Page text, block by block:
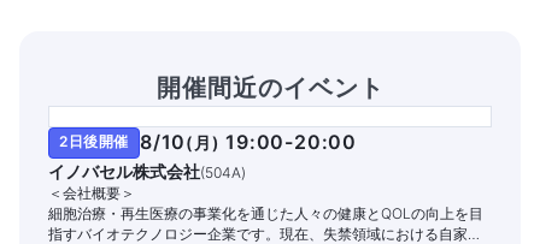
開催間近のイベント
2日後開催 8/10( 月) 19:00-20:00
イノバセル株式会社(504A)
＜会社概要＞
細胞治療・再生医療の事業化を通じた人々の健康とQOLの向上を目
指すバイオテクノロジー企業です。現在、失禁領域における自家細